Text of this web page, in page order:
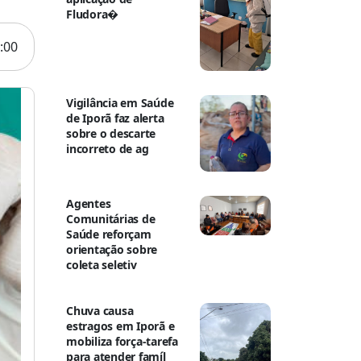
Fludora�
Vigilância em Saúde
de Iporã faz alerta
sobre o descarte
incorreto de ag
Agentes
Comunitárias de
Saúde reforçam
orientação sobre
coleta seletiv
Chuva causa
estragos em Iporã e
mobiliza força-tarefa
para atender famíl